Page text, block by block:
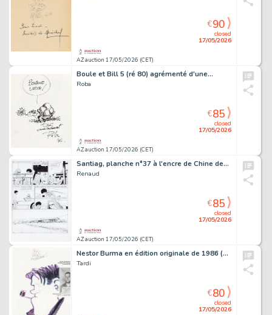
AZ auction 17/05/2026 (CET)
closed
17/05/2026
€90
Boule et Bill 5 (ré 80) agrémenté d'une…
Roba
AZ auction 17/05/2026 (CET)
closed
17/05/2026
€85
Santiag, planche n°37 à l'encre de Chine de…
Renaud
AZ auction 17/05/2026 (CET)
closed
17/05/2026
€85
Nestor Burma en édition originale de 1986 (avec…
Tardi
closed
17/05/2026
€80